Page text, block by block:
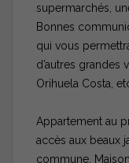
supermarchés,
Bonnes
qui vous
d’autres grandes
Orihuela Costa,
Appartement au
accès aux beaux
commune.